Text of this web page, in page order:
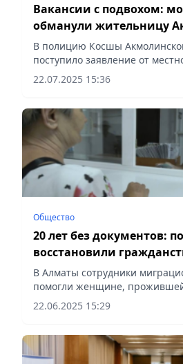
Вакансии с подвохом:
обманули жительницу
области
В полицию Косшы
поступило заявление от
мошенничестве, сообщает
22.07.2025 15:36
Общество
20 лет без документов:
восстановили
Алматы
В Алматы сотрудники
помогли женщине,
документов, восстановить
гражданство, сообщает
22.06.2025 15:29